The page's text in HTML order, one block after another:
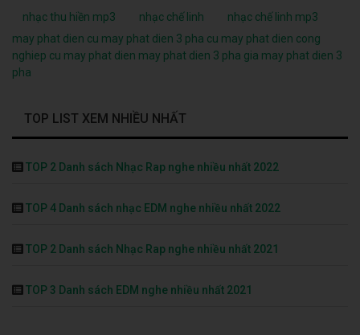
nhạc thu hiền mp3 nhạc chế linh
nhạc chế linh mp3
may phat dien cu may phat dien 3 pha cu may phat dien cong
nghiep cu may phat dien may phat dien 3 pha gia may phat dien 3
pha
TOP LIST XEM NHIỀU NHẤT
TOP 2 Danh sách Nhạc Rap nghe nhiều nhất 2022
TOP 4 Danh sách nhạc EDM nghe nhiều nhất 2022
TOP 2 Danh sách Nhạc Rap nghe nhiều nhất 2021
TOP 3 Danh sách EDM nghe nhiều nhất 2021